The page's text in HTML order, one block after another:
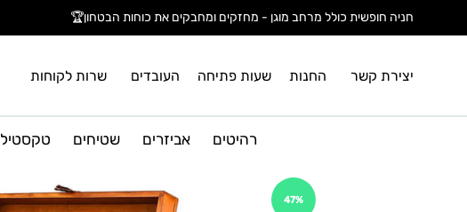
חניה חופשית כולל מרחב מוגן - מחזקים ומחבקים את כוחות הבטחון🏆
יצירת קשר החנות שעות פתיחה העובדים שרות לקוחות
רהיטים אביזרים שטיחים טקסטיל
47%